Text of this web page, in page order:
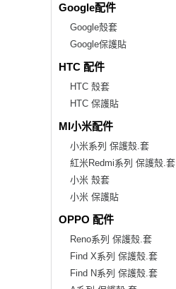
Google配件
Google殼套
Google保護貼
HTC 配件
HTC 殼套
HTC 保護貼
MI小米配件
小米系列 保護殼.套
紅米Redmi系列 保護殼.套
小米 殼套
小米 保護貼
OPPO 配件
Reno系列 保護殼.套
Find X系列 保護殼.套
Find N系列 保護殼.套